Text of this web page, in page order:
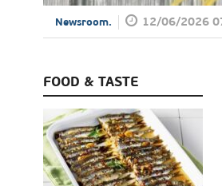
Newsroom. 12/06/2026
FOOD & TASTE